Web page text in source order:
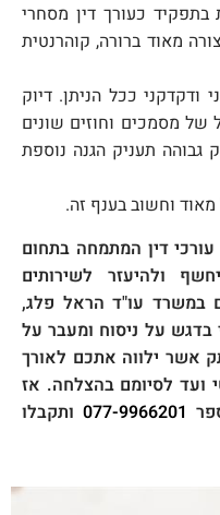
בתפקיד כעורך דין מסחרי
מאוד ברורה, קוהרנטית
ככל הניתן. דיוק
של מסמכים וחוזים שונים
תעניק הגנה נוספת
מאוד וחשוב בענף זה.
דין המתמחה בתחום
ולהיעזר לשירותים
במשרד עו"ד הראל פלג,
על ניסוח ומעבר על
אשר ילווה אתכם לאורך
ועד לסיומם בהצלחה. אז
077-9966201 ותקבלו